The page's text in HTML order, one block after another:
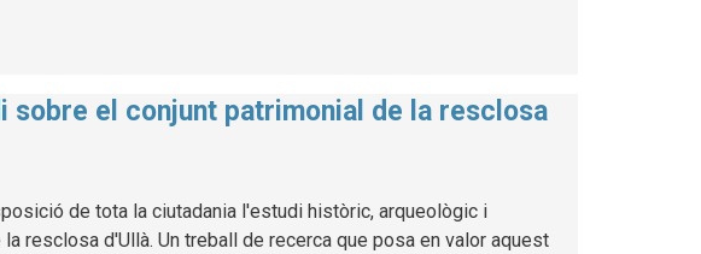
sobre el conjunt patrimonial de la resclosa
de tota la ciutadania l'estudi històric, arqueològic i
resclosa d'Ullà. Un treball de recerca que posa en valor aquest